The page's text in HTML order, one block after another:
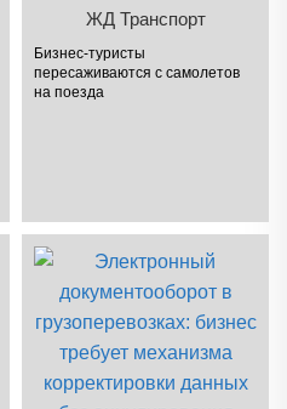
ЖД Транспорт
Бизнес-туристы
пересаживаются с самолетов
на поезда